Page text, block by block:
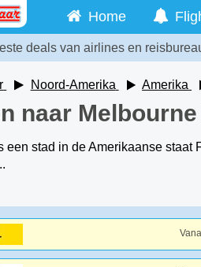
Home
deals van airlines en
Noord-Amerika Amerika
naar
een stad in de Amerikaanse